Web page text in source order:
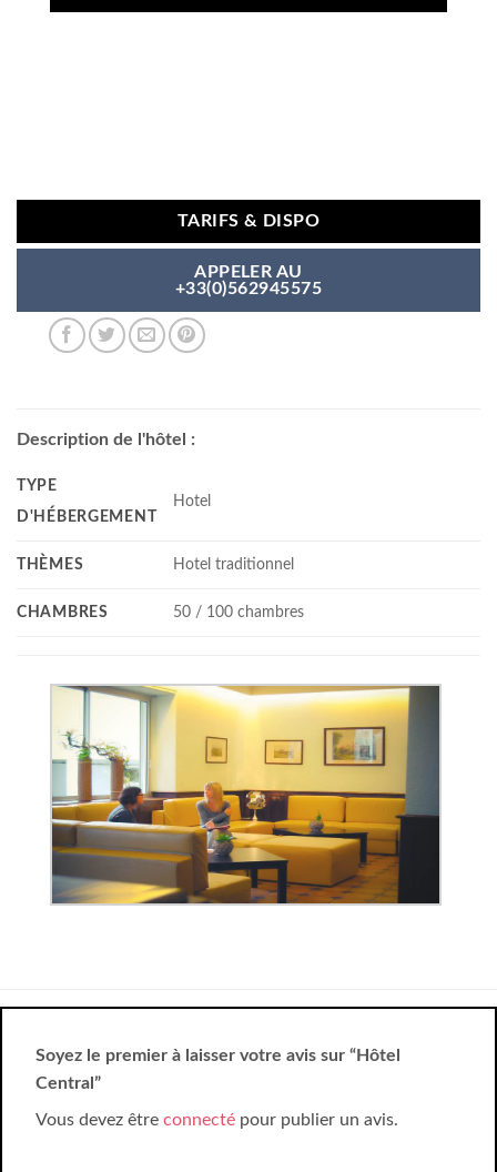
TARIFS & DISPO
APPELER AU
+33(0)562945575
Description de l'hôtel :
TYPE
D'HÉBERGEMENT
Hotel
THÈMES Hotel traditionnel
CHAMBRES 50 / 100 chambres
Soyez le premier à laisser votre avis sur “Hôtel
Central”
Vous devez être connecté pour publier un avis.